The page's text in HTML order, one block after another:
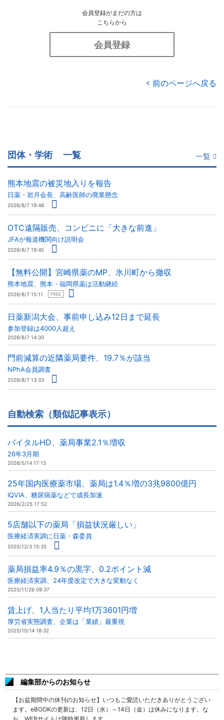
会員登録がまだの方は
こちらから
会員登録
前のページへ戻る
団体・学術 一覧 一覧
熊本地震の被災地入りを報告
日薬・岩月会長、高齢医師の廃業懸念
2026/8/7 19:48
OTC遠隔販売、コンビニに「大きな前進」
JFAが報道機関向け説明会
2026/8/7 19:45
【無料公開】宮崎県薬のMP、氷川町から撤収
熊本地震、熊本・福岡県薬は活動継続
2026/8/7 15:11 FREE
日薬新潟大会、事前申し込み12日まで延長
参加登録は4000人超え
2026/8/7 14:30
門前減算の近隣薬局要件、19.7％が該当
NPhA会員調査
2026/8/7 13:33
自動検索（類似記事表示）
バイタルHD、薬局事業2.1％増収
26年3月期
2026/5/14 17:13
25年国内医療薬市場、薬局は1.4％増の3兆9800億円
IQVIA、糖尿病薬などで成長加速
2026/2/25 17:52
5店舗以下の薬局「損益状況厳しい」
医療経済実調に日薬・森委員
2025/12/3 15:35
薬局損益率4.9％の黒字、0.2ポイント減
医療経済実調、24年度改定で大きな変動なく
2025/11/26 09:37
賃上げ、1人当たり平均1万3601円増
厚労省実態調査、企業は「業績」最重視
2025/10/14 18:32
編集部からのお知らせ
【お盆期間中の休刊のお知らせ】いつもご愛読いただきありがとうござい
ます。eBOOKの更新は、12日（水）～14日（金）は休みになります。な